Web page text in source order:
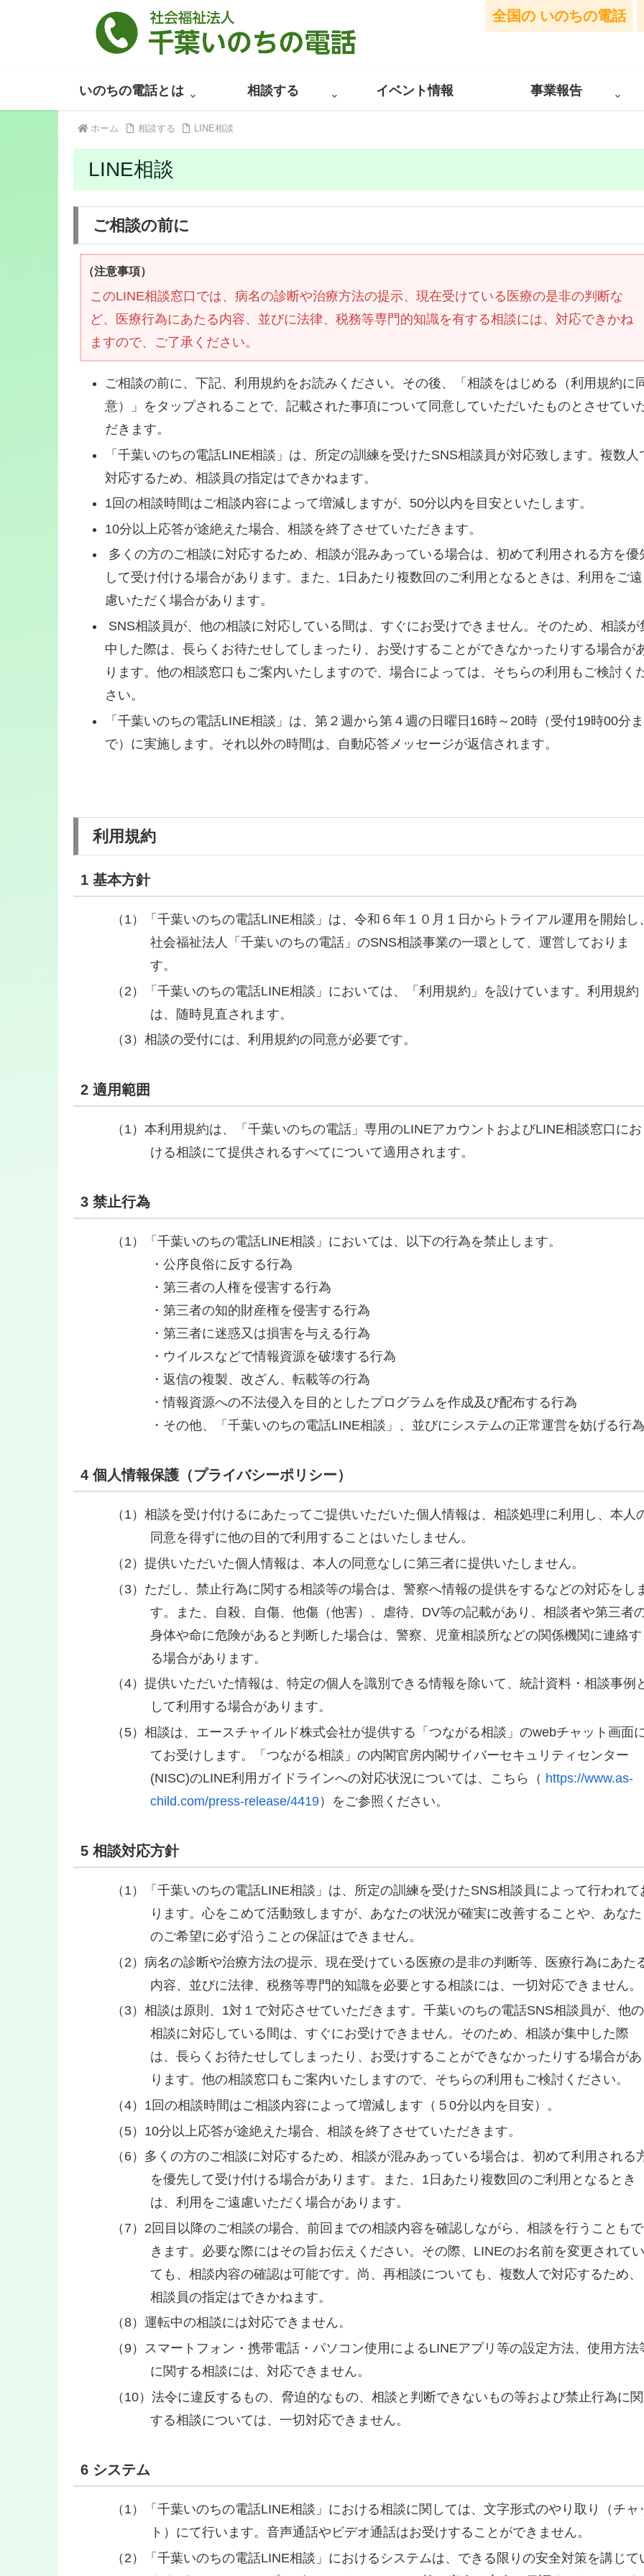
全国の いのちの電話
いのちの電話とは 相談する イベント情報 事業報告
ホーム 相談する LINE相談
LINE相談
ご相談の前に
（注意事項）
このLINE相談窓口では、病名の診断や治療方法の提示、現在受けている医療の是非の判断な
ど、医療行為にあたる内容、並びに法律、税務等専門的知識を有する相談には、対応できかね
ますので、ご了承ください。
ご相談の前に、下記、利用規約をお読みください。その後、「相談をはじめる（利用規約に
意）」をタップされることで、記載された事項について同意していただいたものとさせてい
だきます。
「千葉いのちの電話LINE相談」は、所定の訓練を受けたSNS相談員が対応致します。複数人
対応するため、相談員の指定はできかねます。
1回の相談時間はご相談内容によって増減しますが、50分以内を目安といたします。
10分以上応答が途絶えた場合、相談を終了させていただきます。
多くの方のご相談に対応するため、相談が混みあっている場合は、初めて利用される方を優
して受け付ける場合があります。また、1日あたり複数回のご利用となるときは、利用をご遠
慮いただく場合があります。
SNS相談員が、他の相談に対応している間は、すぐにお受けできません。そのため、相談が
中した際は、長らくお待たせしてしまったり、お受けすることができなかったりする場合が
ります。他の相談窓口もご案内いたしますので、場合によっては、そちらの利用もご検討く
さい。
「千葉いのちの電話LINE相談」は、第２週から第４週の日曜日16時～20時（受付19時00分ま
で）に実施します。それ以外の時間は、自動応答メッセージが返信されます。
利用規約
1 基本方針
「千葉いのちの電話LINE相談」は、令和６年１０月１日からトライアル運用を開始し、
社会福祉法人「千葉いのちの電話」のSNS相談事業の一環として、運営しておりま
す。
「千葉いのちの電話LINE相談」においては、「利用規約」を設けています。利用規約
は、随時見直されます。
相談の受付には、利用規約の同意が必要です。
2 適用範囲
本利用規約は、「千葉いのちの電話」専用のLINEアカウントおよびLINE相談窓口にお
ける相談にて提供されるすべてについて適用されます。
3 禁止行為
「千葉いのちの電話LINE相談」においては、以下の行為を禁止します。
・公序良俗に反する行為
・第三者の人権を侵害する行為
・第三者の知的財産権を侵害する行為
・第三者に迷惑又は損害を与える行為
・ウイルスなどで情報資源を破壊する行為
・返信の複製、改ざん、転載等の行為
・情報資源への不法侵入を目的としたプログラムを作成及び配布する行為
・その他、「千葉いのちの電話LINE相談」、並びにシステムの正常運営を妨げる行為
4 個人情報保護（プライバシーポリシー）
相談を受け付けるにあたってご提供いただいた個人情報は、相談処理に利用し、本人
同意を得ずに他の目的で利用することはいたしません。
提供いただいた個人情報は、本人の同意なしに第三者に提供いたしません。
ただし、禁止行為に関する相談等の場合は、警察へ情報の提供をするなどの対応をし
す。また、自殺、自傷、他傷（他害）、虐待、DV等の記載があり、相談者や第三者
身体や命に危険があると判断した場合は、警察、児童相談所などの関係機関に連絡す
る場合があります。
提供いただいた情報は、特定の個人を識別できる情報を除いて、統計資料・相談事例
して利用する場合があります。
相談は、エースチャイルド株式会社が提供する「つながる相談」のwebチャット画面
てお受けします。「つながる相談」の内閣官房内閣サイバーセキュリティセンター
(NISC)のLINE利用ガイドラインへの対応状況については、こちら（ https://www.as-
child.com/press-release/4419）をご参照ください。
5 相談対応方針
「千葉いのちの電話LINE相談」は、所定の訓練を受けたSNS相談員によって行われて
ります。心をこめて活動致しますが、あなたの状況が確実に改善することや、あなた
のご希望に必ず沿うことの保証はできません。
病名の診断や治療方法の提示、現在受けている医療の是非の判断等、医療行為にあた
内容、並びに法律、税務等専門的知識を必要とする相談には、一切対応できません。
相談は原則、1対１で対応させていただきます。千葉いのちの電話SNS相談員が、他の
相談に対応している間は、すぐにお受けできません。そのため、相談が集中した際
は、長らくお待たせしてしまったり、お受けすることができなかったりする場合があ
ります。他の相談窓口もご案内いたしますので、そちらの利用もご検討ください。
1回の相談時間はご相談内容によって増減します（５0分以内を目安）。
10分以上応答が途絶えた場合、相談を終了させていただきます。
多くの方のご相談に対応するため、相談が混みあっている場合は、初めて利用される
を優先して受け付ける場合があります。また、1日あたり複数回のご利用となるとき
は、利用をご遠慮いただく場合があります。
2回目以降のご相談の場合、前回までの相談内容を確認しながら、相談を行うこともで
きます。必要な際にはその旨お伝えください。その際、LINEのお名前を変更されてい
ても、相談内容の確認は可能です。尚、再相談についても、複数人で対応するため、
相談員の指定はできかねます。
運転中の相談には対応できません。
スマートフォン・携帯電話・パソコン使用によるLINEアプリ等の設定方法、使用方法
に関する相談には、対応できません。
法令に違反するもの、脅迫的なもの、相談と判断できないもの等および禁止行為に関
する相談については、一切対応できません。
6 システム
「千葉いのちの電話LINE相談」における相談に関しては、文字形式のやり取り（チャ
ト）にて行います。音声通話やビデオ通話はお受けすることができません。
「千葉いのちの電話LINE相談」におけるシステムは、できる限りの安全対策を講じて